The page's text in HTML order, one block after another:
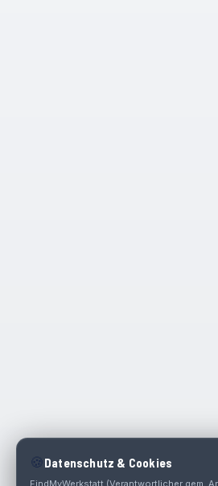
🍪 Datenschutz & Cookies
FindMyWerkstatt (Verantwortlicher gem.